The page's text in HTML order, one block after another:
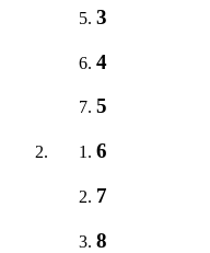
3
4
5
6
7
8